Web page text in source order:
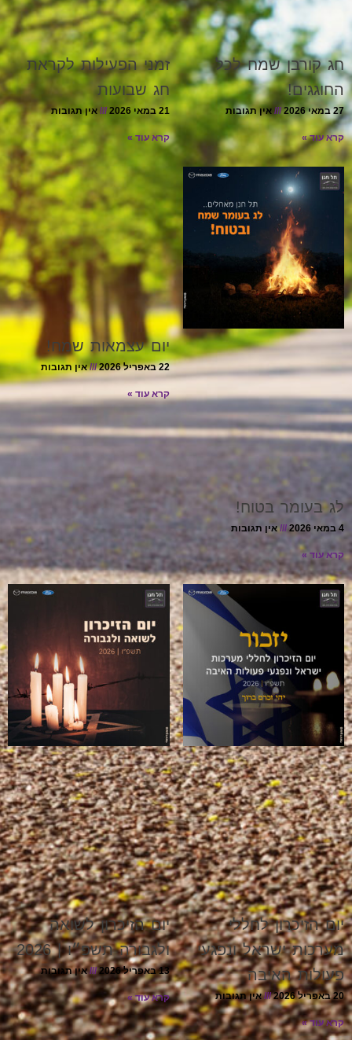
חג קורבן שמח לכל
החוגגים!
27 במאי 2026 אין תגובות
קרא עוד »
זמני הפעילות לקראת
חג שבועות
21 במאי 2026 אין תגובות
קרא עוד »
לג בעומר בטוח!
4 במאי 2026 אין תגובות
קרא עוד »
יום עצמאות שמח!
22 באפריל 2026 אין תגובות
קרא עוד »
יום הזיכרון לחללי
מערכות ישראל ונפגעי
פעולות האיבה
20 באפריל 2026 אין תגובות
קרא עוד »
יום הזיכרון לשואה
ולגבורה תשפ״ו | 2026
13 באפריל 2026 אין תגובות
קרא עוד »